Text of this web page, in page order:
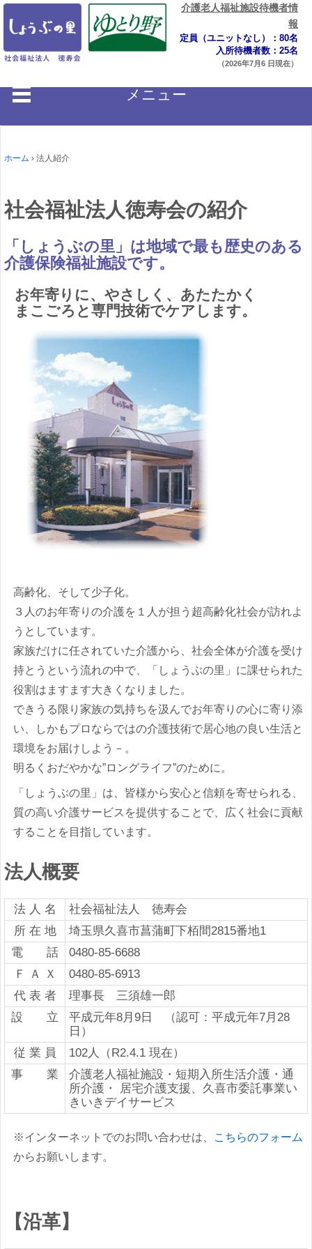
介護老人福祉施設待機者情
報
定員（ユニットなし）：80名
入所待機者数：25名
（2026年7月6 日現在）
メニュー
ホーム › 法人紹介
社会福祉法人徳寿会の紹介
「しょうぶの里」は地域で最も歴史のある
介護保険福祉施設です。
お年寄りに、やさしく、あたたかく
まこごろと専門技術でケアします。
高齢化、そして少子化。
３人のお年寄りの介護を１人が担う超高齢化社会が訪れよ
うとしています。
家族だけに任されていた介護から、社会全体が介護を受け
持とうという流れの中で、「しょうぶの里」に課せられた
役割はますます大きくなりました。
できうる限り家族の気持ちを汲んでお年寄りの心に寄り添
い、しかもプロならではの介護技術で居心地の良い生活と
環境をお届けしよう－。
明るくおだやかな”ロングライフ”のために。
「しょうぶの里」は、皆様から安心と信頼を寄せられる、
質の高い介護サービスを提供することで、広く社会に貢献
することを目指しています。
法人概要
法 人 名
社会福祉法人 徳寿会
所 在 地
埼玉県久喜市菖蒲町下栢間2815番地1
電 話
0480-85-6688
Ｆ Ａ Ｘ
0480-85-6913
代 表 者
理事長 三須雄一郎
設 立
平成元年8月9日 （認可：平成元年7月28
日）
従 業 員
102人（R2.4.1 現在）
事 業
介護老人福祉施設・短期入所生活介護・通
所介護・ 居宅介護支援、久喜市委託事業い
きいきデイサービス
※インターネットでのお問い合わせは、
こちらのフォーム
からお願いします。
【沿革】